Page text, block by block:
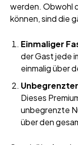
werden. Obwohl
können, sind die
Einmaliger
der Gast jede
einmalig über
Dieses
unbegrenzte
über den